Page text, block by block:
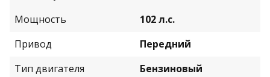
Мощность
102 л.с.
Привод
Передний
Тип двигателя
Бензиновый